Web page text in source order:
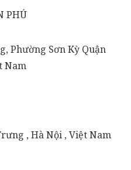
PHÚ
Phường Sơn Kỳ Quận
Nam
, Hà Nội , Việt Nam